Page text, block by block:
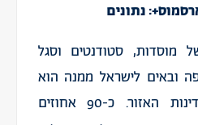
נתונים
מוסדות, סטודנטים וסגל
ובאים לישראל ממנה הוא
הגבוה ביותר מבין מדינות האזור. כ-90 אחוזים